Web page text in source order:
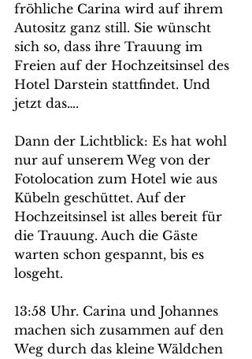
fröhliche Carina wird auf ihrem
Autositz ganz still. Sie wünscht
sich so, dass ihre Trauung im
Freien auf der Hochzeitsinsel des
Hotel Darstein stattfindet. Und
jetzt das….
Dann der Lichtblick: Es hat wohl
nur auf unserem Weg von der
Fotolocation zum Hotel wie aus
Kübeln geschüttet. Auf der
Hochzeitsinsel ist alles bereit für
die Trauung. Auch die Gäste
warten schon gespannt, bis es
losgeht.
13:58 Uhr. Carina und Johannes
machen sich zusammen auf den
Weg durch das kleine Wäldchen